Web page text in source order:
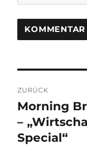
Navigation
ZURÜCK
Vorheriger
Beitrag:
Morning
–
Special“